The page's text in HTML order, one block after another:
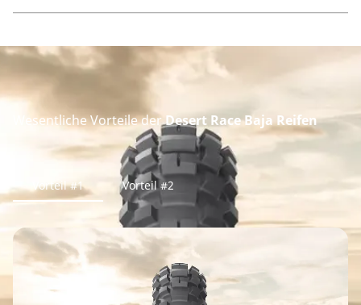
Wesentliche Vorteile derDesert Race Baja Reifen
Vorteil #1 Vorteil #2